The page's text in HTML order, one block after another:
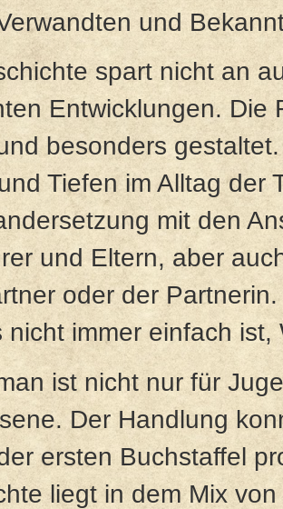
und
spart nicht an
Entwicklungen. Die
besonders
Tiefen im Alltag der
mit den
und Eltern, aber
oder der
nicht immer einfach
ist nicht nur für
Der Handlung
ersten Buchstaffel
liegt in dem Mix